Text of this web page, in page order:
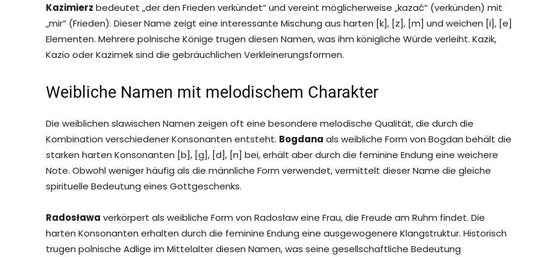
Kazimierz bedeutet „der den Frieden verkündet“ und vereint möglicherweise „kazać“ (verkünden) mit
„mir“ (Frieden). Dieser Name zeigt eine interessante Mischung aus harten [k], [z], [m] und weichen [i], [e]
Elementen. Mehrere polnische Könige trugen diesen Namen, was ihm königliche Würde verleiht. Kazik,
Kazio oder Kazimek sind die gebräuchlichen Verkleinerungsformen.
Weibliche Namen mit melodischem Charakter
Die weiblichen slawischen Namen zeigen oft eine besondere melodische Qualität, die durch die
Kombination verschiedener Konsonanten entsteht. Bogdana als weibliche Form von Bogdan behält die
starken harten Konsonanten [b], [g], [d], [n] bei, erhält aber durch die feminine Endung eine weichere
Note. Obwohl weniger häufig als die männliche Form verwendet, vermittelt dieser Name die gleiche
spirituelle Bedeutung eines Gottgeschenks.
Radosława verkörpert als weibliche Form von Radosław eine Frau, die Freude am Ruhm findet. Die
harten Konsonanten erhalten durch die feminine Endung eine ausgewogenere Klangstruktur. Historisch
trugen polnische Adlige im Mittelalter diesen Namen, was seine gesellschaftliche Bedeutung